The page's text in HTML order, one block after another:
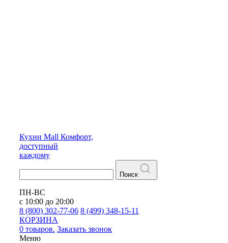
Кухни Mall Комфорт,
доступный
каждому
Поиск
ПН-ВС
с 10:00 до 20:00
8 (800) 302-77-06 8 (499) 348-15-11
КОРЗИНА
0 товаров. Заказать звонок
Меню